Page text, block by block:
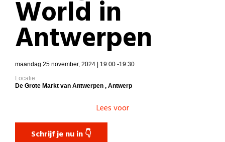
World in
Antwerpen
maandag 25 november, 2024 | 19:00 -19:30
Locatie:
De Grote Markt van Antwerpen , Antwerp
Lees voor
Schrijf je nu in 👇